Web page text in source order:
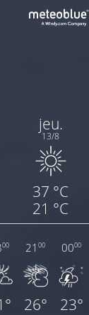
jeu.
13/8
37 °C
21 °C
00 2100 0000
26° 23°